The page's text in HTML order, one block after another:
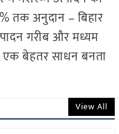
तक अनुदान – बिहार
गरीब और मध्यम
एक बेहतर साधन बनता
View All